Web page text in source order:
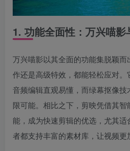
1. 功能全面性：万兴喵影
万兴喵影以其全面的功能集脱颖
作还是高级特效，都能轻松应对
音频编辑直观易懂，而绿幕抠像
限可能。相比之下，剪映凭借其
能，成为快速剪辑的优选，尤其
者都支持丰富的素材库，让视频更